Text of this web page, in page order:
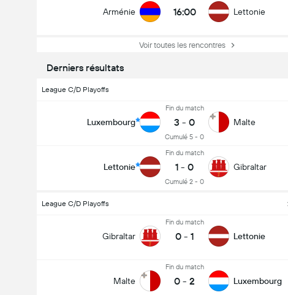
Arménie 16:00 Lettonie
Voir toutes les rencontres
Derniers résultats
League C/D Playoffs
Luxembourg
Fin du match
3 - 0
Cumulé 5 - 0
Malte
Lettonie
Fin du match
1 - 0
Cumulé 2 - 0
Gibraltar
League C/D Playoffs
Gibraltar
Fin du match
0 - 1 Lettonie
Malte
Fin du match
0 - 2 Luxembourg